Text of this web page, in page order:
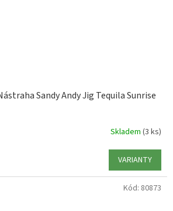
Sandy Andy Jig Tequila Sunrise
Skladem (3 ks)
VARIANTY
Kód: 80873